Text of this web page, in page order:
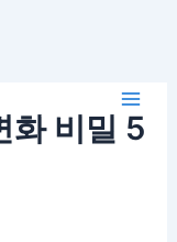
화 비밀 5